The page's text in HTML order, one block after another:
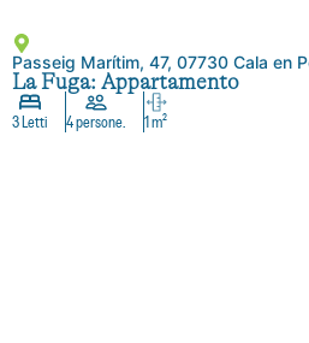
Passeig Marítim, 47, 07730 Cala en
La Fuga: Appartamento
3 Letti 4 persone. 1 m²